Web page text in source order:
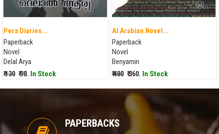
Pera Diaries...
Paperback
Novel
Delal Arya
₹ 130 ₹ 98. In Stock
Al Arabian Novel...
Paperback
Novel
Benyamin
₹ 480 ₹ 360. In Stock
PAPERBACKS